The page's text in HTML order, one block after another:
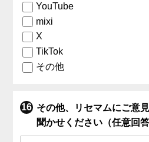
YouTube
mixi
X
TikTok
その他
その他、リセマムにご意
聞かせください（任意回答